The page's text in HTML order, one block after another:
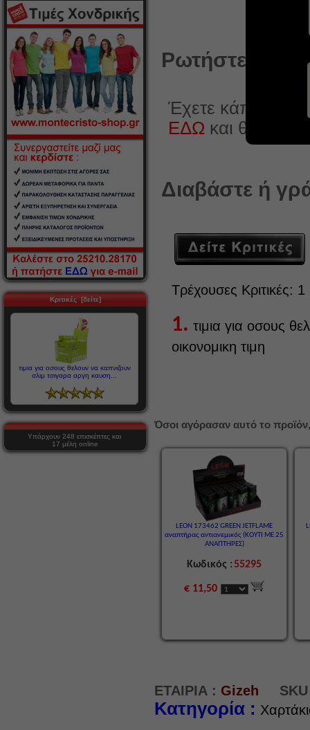
Κριτικές [δείτε]
τιμια για οσους θελουν να καπνιζουν
σλιμ τσιγαρα αργη καυση...
Υπάρχουν 248 επισκέπτες και
17 μέλη online
Ρωτήστε κάτι
Έχετε κάποια
ΕΔΩ και θα
Διαβάστε ή
Τρέχουσες Κριτικές: 1
1. τιμια για οσους
οικονομικη τιμη
Όσοι αγόρασαν αυτό το
LEON 173462 GREEN JETFLAME
αναπτήρας αντιανεμικός (ΚΟΥΤΙ ΜΕ 25
ΑΝΑΠΤΗΡΕΣ)
Κωδικός :55295
€ 11,50
ΕΤΑΙΡΙΑ : Gizeh
Κατηγορία :